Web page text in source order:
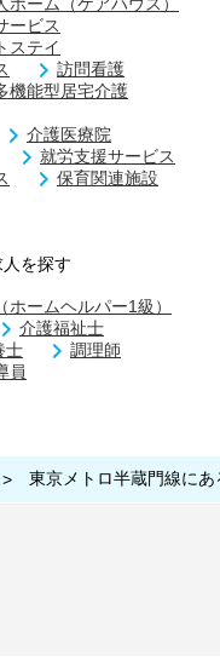
ホーム（ケアハウス）
ービス
ステイ
訪問看護
機能型居宅介護
介護医療院
就労支援サービス
保育関連施設
を探す
ホームヘルパー1級）
介護福祉士
士
調理師
員
東京メトロ半蔵門線に